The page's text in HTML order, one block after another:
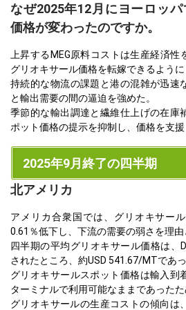
なぜ2025年12月にヨーロッ
価格が変わったのですか。
上昇するMEG原料コストは生産経済
グリオキサール価格を転嫁できるように
持続的な物流の課題と港の混雑が迅速
と輸出需要の間の逼迫を強めた。
季節的な輸出調達と繊維仕上げの在庫
ポット価格の提示を抑制し、価格を支援
2025年9月終了の四半期
北アメリカ
アメリカ合衆国では、グリオキサー
0.61％低下し、下流の需要の弱さを理由
四半期の平均グリオキサール価格は、
されたところ、約USD 541.67/MTであっ
グリオキサールスポット価格は輸入到
ターミナルで利用可能なままであったた
グリオキサールの生産コストの傾向は